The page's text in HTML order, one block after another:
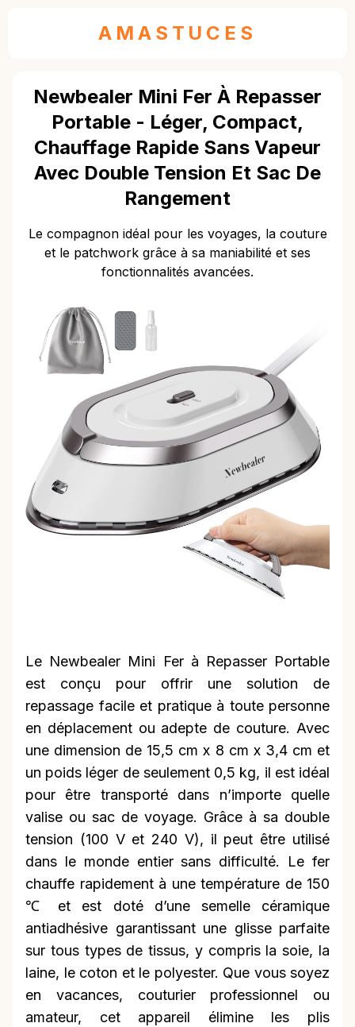
AMASTUCES
Newbealer Mini Fer À Repasser
Portable - Léger, Compact,
Chauffage Rapide Sans Vapeur
Avec Double Tension Et Sac De
Rangement
Le compagnon idéal pour les voyages, la couture
et le patchwork grâce à sa maniabilité et ses
fonctionnalités avancées.
Le Newbealer Mini Fer à Repasser Portable
est conçu pour offrir une solution de
repassage facile et pratique à toute personne
en déplacement ou adepte de couture. Avec
une dimension de 15,5 cm x 8 cm x 3,4 cm et
un poids léger de seulement 0,5 kg, il est idéal
pour être transporté dans n’importe quelle
valise ou sac de voyage. Grâce à sa double
tension (100 V et 240 V), il peut être utilisé
dans le monde entier sans difficulté. Le fer
chauffe rapidement à une température de 150
℃ et est doté d’une semelle céramique
antiadhésive garantissant une glisse parfaite
sur tous types de tissus, y compris la soie, la
laine, le coton et le polyester. Que vous soyez
en vacances, couturier professionnel ou
amateur, cet appareil élimine les plis